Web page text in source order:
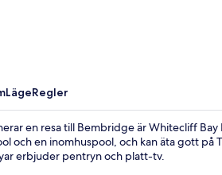
LägeRegler
en resa till Bembridge är Whitecliff
och en inomhuspool, och kan äta gott på
erbjuder pentryn och platt-tv.